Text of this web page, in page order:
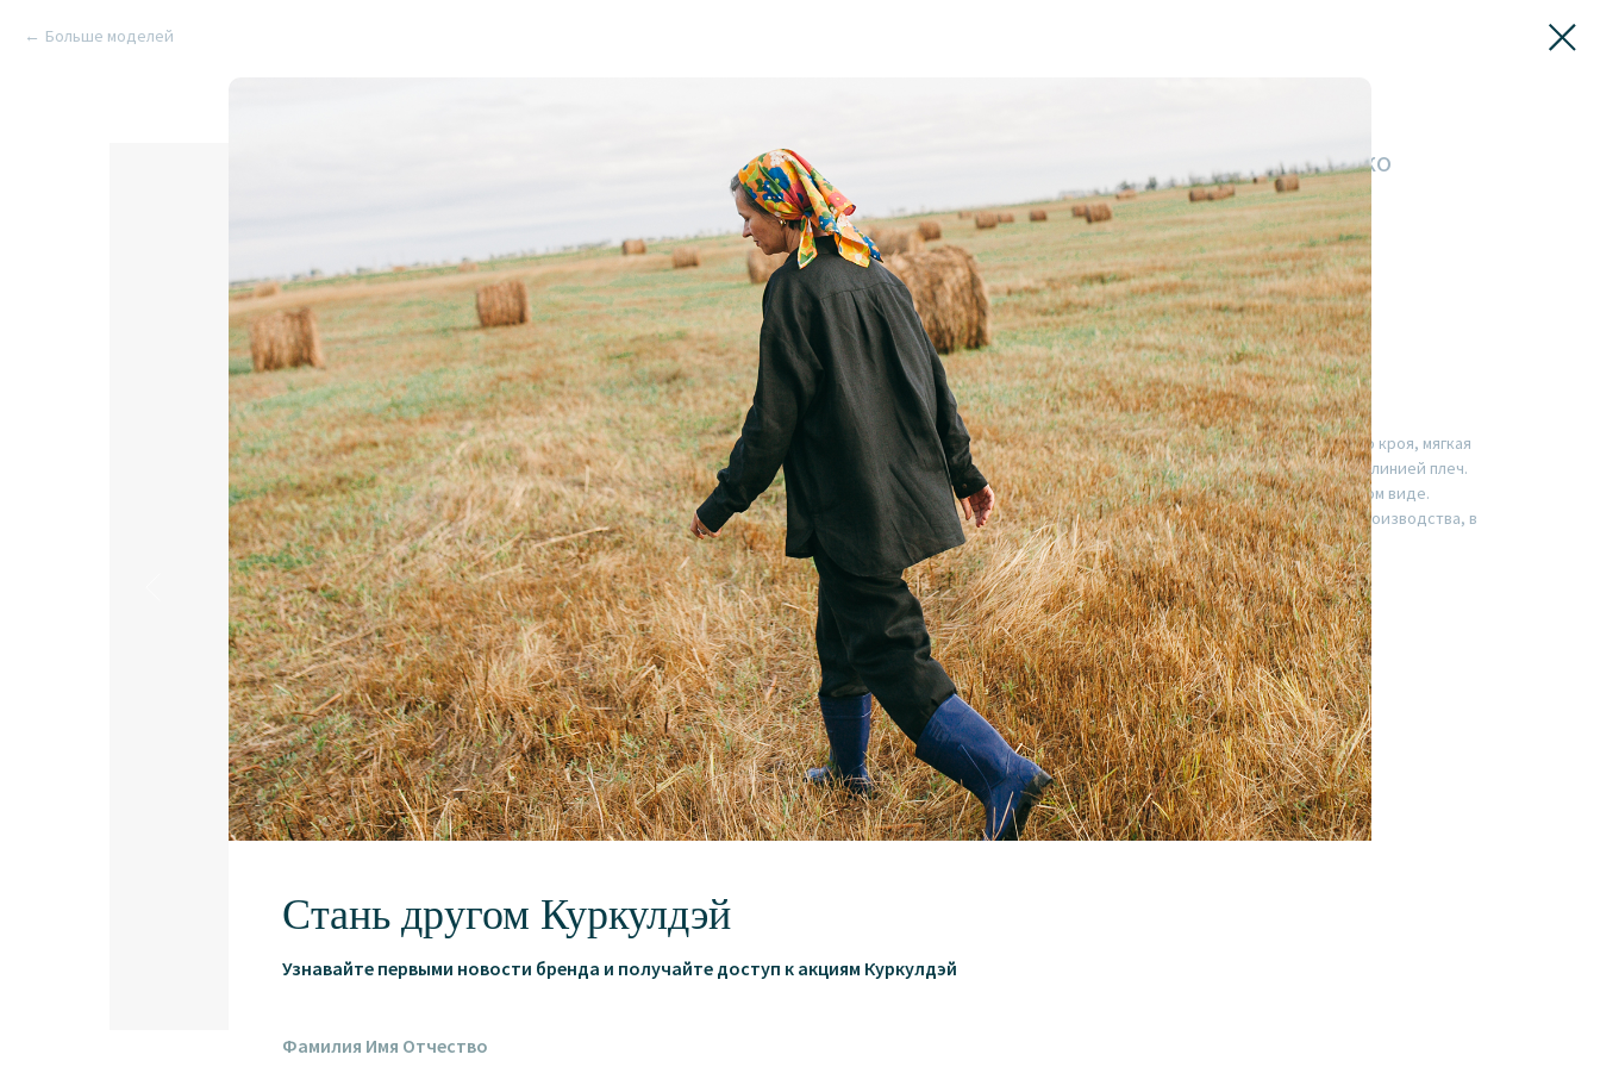
Больше моделей
Городской костюм ЛАНАРК топлёное молоко
SKU: #16KKD7_24_F14D6_07(7)
14841,00 р. 16490,00 р.
В корзину
Это костюм, создан для расслабленных образов.
Он состоит из свободной рубашки с манжетами и широких брюк прямого кроя, мягкая
резинка на поясе и боковые карманы. Рубашка неизменно со спущенной линией плеч.
Можно носить поверх футболки, водолазки или лонгслива, в расстегнутом виде.
Костюм выполнен из тонкого мягкого вельвета 100% хлопка турецкого производства, в
мелкий рубчик.
Цвет: топлёное молоко.
Состав: 100% хлопок.
Цвет изделия на фото может немного отличаться от цвета в жизни.
Параметры модели:
Рост -175 см.
Обхват груди - 87 см.
Обхват талии - 60 см.
Обхват бёдер - 82 см.
Стань другом Куркулдэй
Узнавайте первыми новости бренда и получайте доступ к акциям Куркулдэй